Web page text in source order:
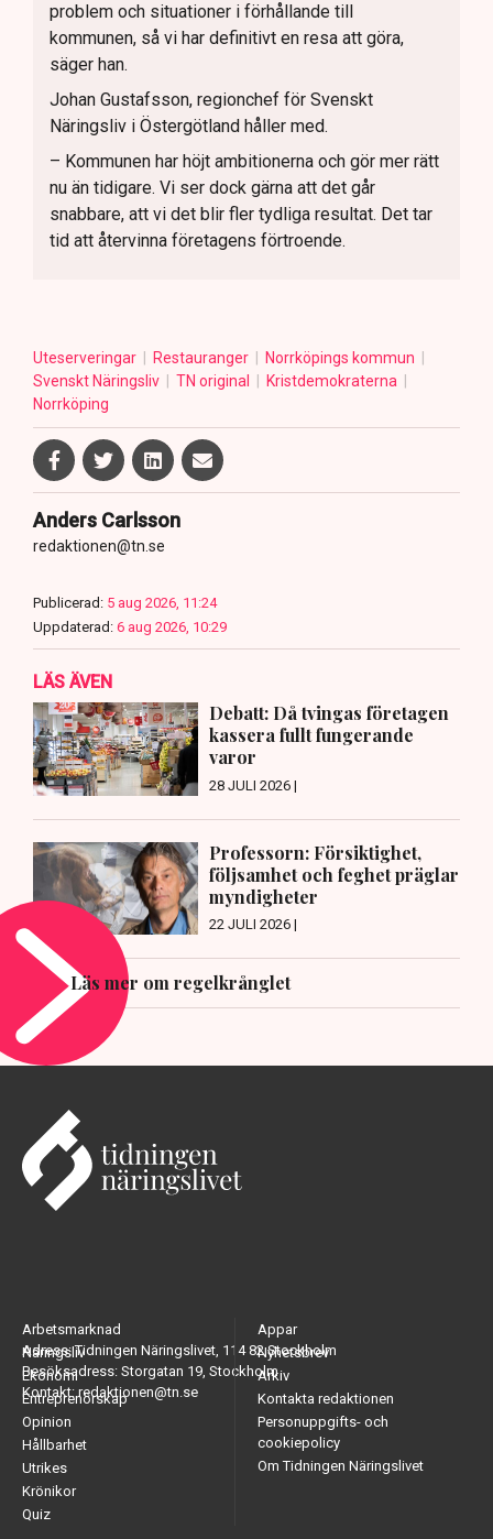
problem och situationer i förhållande till
kommunen, så vi har definitivt en resa att göra,
säger han.
Johan Gustafsson, regionchef för Svenskt
Näringsliv i Östergötland håller med.
– Kommunen har höjt ambitionerna och gör mer rätt
nu än tidigare. Vi ser dock gärna att det går
snabbare, att vi det blir fler tydliga resultat. Det tar
tid att återvinna företagens förtroende.
Uteserveringar Restauranger
Norrköpings kommun
Svenskt Näringsliv
TN original
Kristdemokraterna
Norrköping
Anders Carlsson
redaktionen@tn.se
Publicerad: 5 aug 2026, 11:24
Uppdaterad: 6 aug 2026, 10:29
LÄS ÄVEN
Debatt: Då tvingas företagen
kassera fullt fungerande
varor
28 JULI 2026 |
Professorn: Försiktighet,
följsamhet och feghet präglar
myndigheter
22 JULI 2026 |
Läs mer om regelkrånglet
Adress: Tidningen Näringslivet, 114 82 Stockholm
Besöksadress: Storgatan 19, Stockholm
Kontakt: redaktionen@tn.se
Arbetsmarknad
Näringsliv
Ekonomi
Entreprenörskap
Opinion
Hållbarhet
Utrikes
Krönikor
Quiz
Appar
Nyhetsbrev
Arkiv
Kontakta redaktionen
Personuppgifts- och
cookiepolicy
Om Tidningen Näringslivet